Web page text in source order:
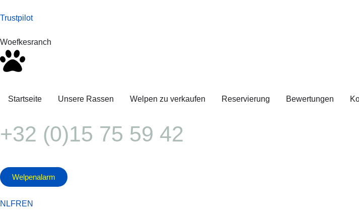
Trustpilot
Woefkesranch
Startseite Unsere Rassen Welpen zu verkaufen Reservierung Bewertungen
+32 (0)15 75 59 42
Welpenalarm
NLFREN